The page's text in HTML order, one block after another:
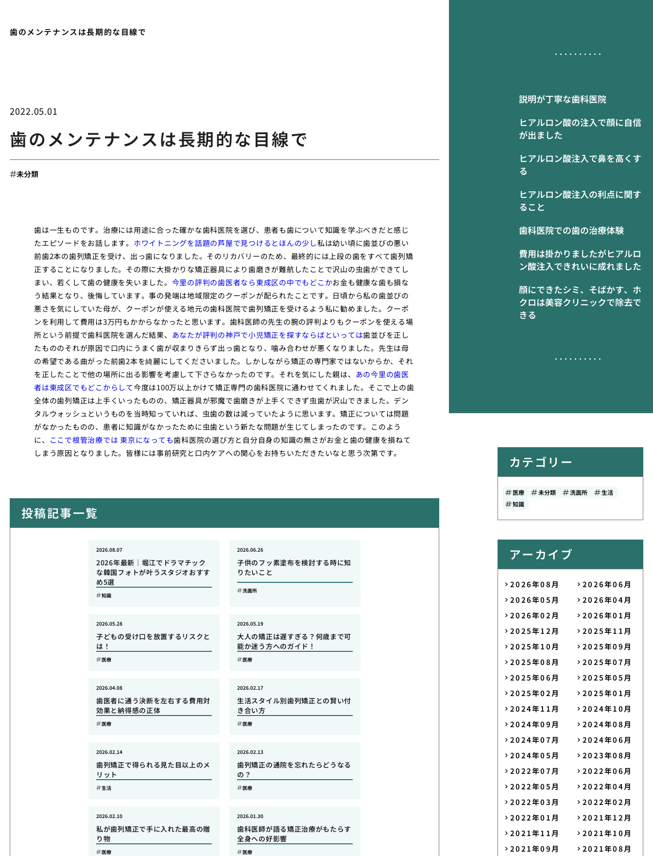
歯のメンテナンスは長期的な目線で
説明が丁寧な歯科医院
ヒアルロン酸の注入で顔に自信
が出ました
ヒアルロン酸注入で鼻を高くす
る
ヒアルロン酸注入の利点に関す
ること
歯科医院での歯の治療体験
費用は掛かりましたがヒアルロ
ン酸注入できれいに成れました
顔にできたシミ、そばかす、ホ
クロは美容クリニックで除去で
きる
2022.05.01
歯のメンテナンスは長期的な目線で
未分類
歯は一生ものです。治療には用途に合った確かな歯科医院を選び、患者も歯について知識を学ぶべきだと感じ
たエピソードをお話します。 ホワイトニングを話題の芦屋で見つけるとほんの少し私は幼い頃に歯並びの悪い
前歯2本の歯列矯正を受け、出っ歯になりました。そのリカバリーのため、最終的には上段の歯をすべて歯列矯
正することになりました。その際に大掛かりな矯正器具により歯磨きが難航したことで沢山の虫歯ができてし
まい、若くして歯の健康を失いました。 今里の評判の歯医者なら東成区の中でもどこかお金も健康な歯も損な
う結果となり、後悔しています。事の発端は地域限定のクーポンが配られたことです。日頃から私の歯並びの
悪さを気にしていた母が、クーポンが使える地元の歯科医院で歯列矯正を受けるよう私に勧めました。クーポ
ンを利用して費用は3万円もかからなかったと思います。歯科医師の先生の腕の評判よりもクーポンを使える場
所という前提で歯科医院を選んだ結果、 あなたが評判の神戸で小児矯正を探すならばといっては歯並びを正し
たもののそれが原因で口内にうまく歯が収まりきらず出っ歯となり、噛み合わせが悪くなりました。先生は母
の希望である曲がった前歯2本を綺麗にしてくださいました。しかしながら矯正の専門家ではないからか、それ
を正したことで他の場所に出る影響を考慮して下さらなかったのです。それを気にした親は、 あの今里の歯医
者は東成区でもどこからして今度は100万以上かけて矯正専門の歯科医院に通わせてくれました。そこで上の歯
全体の歯列矯正は上手くいったものの、矯正器具が邪魔で歯磨きが上手くできず虫歯が沢山できました。デン
タルウォッシュというものを当時知っていれば、虫歯の数は減っていたように思います。矯正については問題
がなかったものの、患者に知識がなかったために虫歯という新たな問題が生じてしまったのです。このよう
に、
ここで根管治療では 東京になっても歯科医院の選び方と自分自身の知識の無さがお金と歯の健康を損ねて
しまう原因となりました。皆様には事前研究と口内ケアへの関心をお持ちいただきたいなと思う次第です。
投稿記事一覧
2026年最新｜堀江でドラマチック
な韓国フォトが叶うスタジオおすす
め5選
2026.08.07
知識
子供のフッ素塗布を検討する時に知
りたいこと
2026.06.26
洗面所
子どもの受け口を放置するリスクと
は！
2026.05.28
医療
大人の矯正は遅すぎる？何歳まで可
能か迷う方へのガイド！
2026.05.19
医療
歯医者に通う決断を左右する費用対
効果と納得感の正体
2026.04.08
医療
生活スタイル別歯列矯正との賢い付
き合い方
2026.02.17
医療
歯列矯正で得られる見た目以上のメ
リット
2026.02.14
生活
歯列矯正の通院を忘れたらどうなる
の？
2026.02.13
医療
私が歯列矯正で手に入れた最高の贈
り物
2026.02.10
医療
歯科医師が語る矯正治療がもたらす
全身への好影響
2026.01.30
医療
カテゴリー
医療 未分類 洗面所
生活
知識
アーカイブ
2026年08月
2026年06月
2026年05月
2026年04月
2026年02月
2026年01月
2025年12月
2025年11月
2025年10月
2025年09月
2025年08月
2025年07月
2025年06月
2025年05月
2025年02月
2025年01月
2024年11月
2024年10月
2024年09月
2024年08月
2024年07月
2024年06月
2024年05月
2023年08月
2022年07月
2022年06月
2022年05月
2022年04月
2022年03月
2022年02月
2022年01月
2021年12月
2021年11月
2021年10月
2021年09月
2021年08月